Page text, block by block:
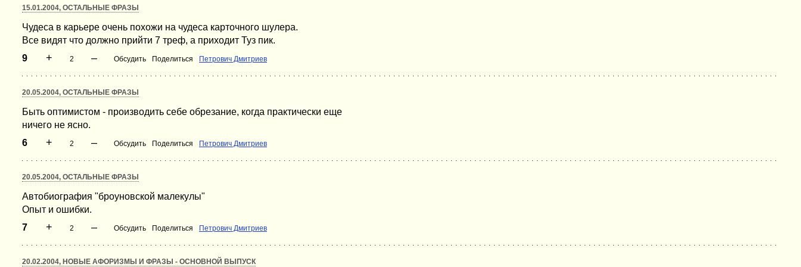
15.01.2004, ОСТАЛЬНЫЕ ФРАЗЫ
Чудеса в карьере очень похожи на чудеса карточного шулера.
Все видят что должно прийти 7 треф, а приходит Туз пик.
9
+ 2 – Обсудить Поделиться Петрович Дмитриев
20.05.2004, ОСТАЛЬНЫЕ ФРАЗЫ
Быть оптимистом - производить себе обрезание, когда практически еще
ничего не ясно.
6
+ 2 – Обсудить Поделиться Петрович Дмитриев
20.05.2004, ОСТАЛЬНЫЕ ФРАЗЫ
Автобиография "броуновской малекулы"
Опыт и ошибки.
7
+ 2 – Обсудить Поделиться Петрович Дмитриев
20.02.2004, НОВЫЕ АФОРИЗМЫ И ФРАЗЫ - ОСНОВНОЙ ВЫПУСК